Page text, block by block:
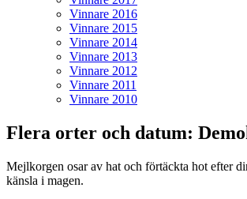
Vinnare 2016
Vinnare 2015
Vinnare 2014
Vinnare 2013
Vinnare 2012
Vinnare 2011
Vinnare 2010
Flera orter och datum:
Mejlkorgen osar av hat och förtäckta hot efter
känsla i magen.